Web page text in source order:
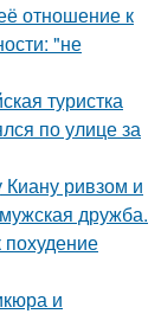
отношение к
"не
туристка
по улице за
ривзом и
дружба.
и